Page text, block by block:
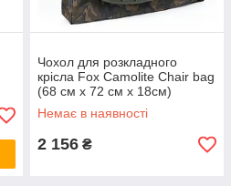
Чохол для розкладного
крісла Fox Camolite Chair bag
(68 см x 72 см x 18см)
Немає в наявності
2 156 ₴